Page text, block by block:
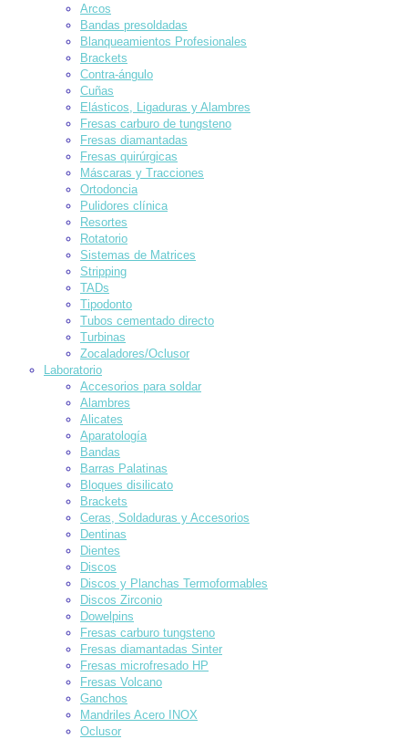
Arcos
Bandas presoldadas
Blanqueamientos Profesionales
Brackets
Contra-ángulo
Cuñas
Elásticos, Ligaduras y Alambres
Fresas carburo de tungsteno
Fresas diamantadas
Fresas quirúrgicas
Máscaras y Tracciones
Ortodoncia
Pulidores clínica
Resortes
Rotatorio
Sistemas de Matrices
Stripping
TADs
Tipodonto
Tubos cementado directo
Turbinas
Zocaladores/Oclusor
Laboratorio
Accesorios para soldar
Alambres
Alicates
Aparatología
Bandas
Barras Palatinas
Bloques disilicato
Brackets
Ceras, Soldaduras y Accesorios
Dentinas
Dientes
Discos
Discos y Planchas Termoformables
Discos Zirconio
Dowelpins
Fresas carburo tungsteno
Fresas diamantadas Sinter
Fresas microfresado HP
Fresas Volcano
Ganchos
Mandriles Acero INOX
Oclusor